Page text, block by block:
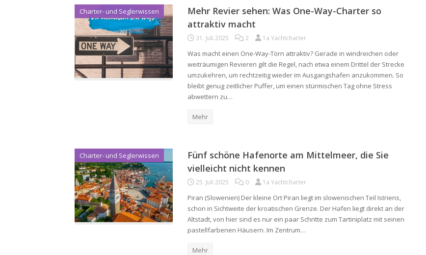
Charter- und Seglerwissen
Mehr Revier sehen: Was One-Way-Charter so
attraktiv macht
31. Juli 2025 2 1a Yachtcharter
Was macht einen One-Way-Törn attraktiv? Gerade in windreichen oder
weiträumigen Revieren gilt die Regel, nach etwa einem Drittel der Strecke
umzukehren, um rechtzeitig wieder im Ausgangshafen anzukommen. So
bleibt genug zeitlicher Puffer, um einen stürmischen Tag ohne Stress
abwettern zu…
Mehr
Charter- und Seglerwissen
Fünf schöne Hafenorte am Mittelmeer, die Sie
vielleicht nicht kennen
25. Juli 2025 0 1a Yachtcharter
Piran (Slowenien) Der kleine Ort Piran liegt im slowenischen Teil Istriens,
schon in Sichtweite der kroatischen Grenze. Der Hafen liegt direkt an der
Altstadt, von hier sind es nur ein paar Schritte zum Tartiniplatz mit seinen
pastellfarbenen Häusern. Im Zentrum…
Mehr